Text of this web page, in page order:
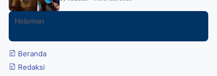
Halaman
Beranda
Redaksi